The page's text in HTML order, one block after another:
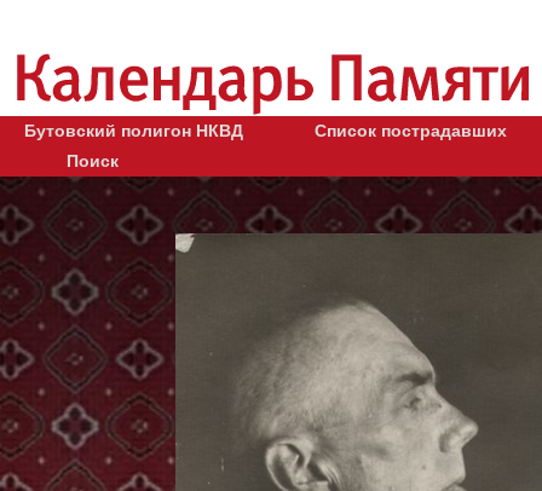
Бутовский полигон НКВД
Список пострадавших
Поиск